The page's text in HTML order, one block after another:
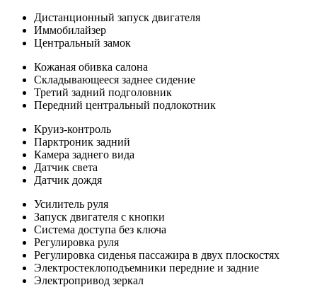
Дистанционный запуск двигателя
Иммобилайзер
Центральный замок
Кожаная обивка салона
Складывающееся заднее сидение
Третий задний подголовник
Передний центральный подлокотник
Круиз-контроль
Парктроник задний
Камера заднего вида
Датчик света
Датчик дождя
Усилитель руля
Запуск двигателя с кнопки
Система доступа без ключа
Регулировка руля
Регулировка сиденья пассажира в двух плоскостях
Электростеклоподъемники передние и задние
Электропривод зеркал